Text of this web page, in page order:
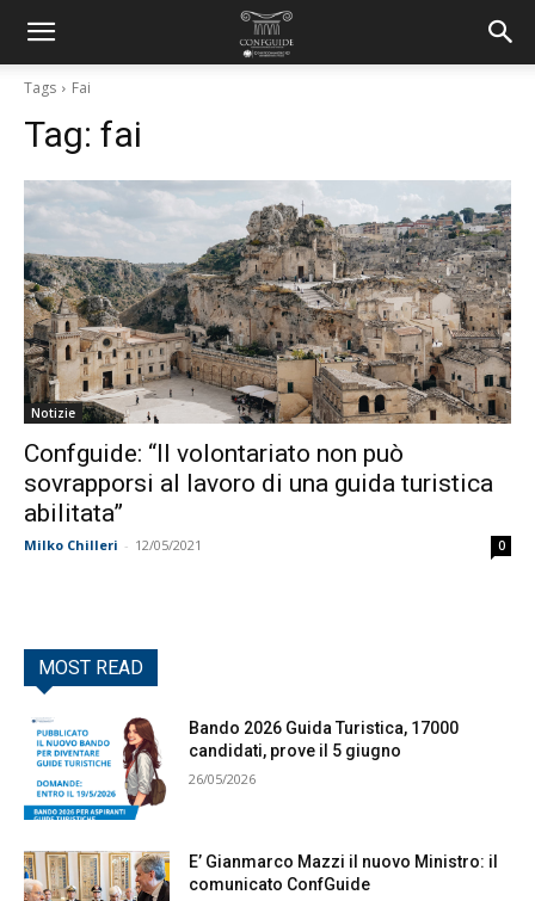
Tags Fai
Tag: fai
Notizie
Confguide: “Il volontariato non può
sovrapporsi al lavoro di una guida turistica
abilitata”
Milko Chilleri - 12/05/2021 0
MOST READ
Bando 2026 Guida Turistica, 17000
candidati, prove il 5 giugno
26/05/2026
E’ Gianmarco Mazzi il nuovo Ministro: il
comunicato ConfGuide